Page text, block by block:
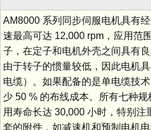
AM8000 系列同步伺服电机具有
速最高可达 12,000 rpm，应用范
子，在定子和电机外壳之间具有良
由于转子的惯量较低，因此电机
电缆）。如果配备的是单电缆技
少 50 % 的布线成本。所有七种
用寿命长达 30,000 小时，特别
套的附件，如减速机和预制电机电